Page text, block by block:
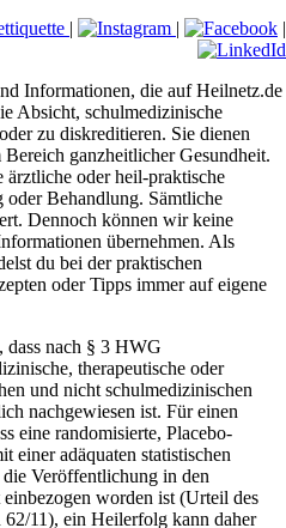
Informationen, die auf Heilnetz.de
Absicht, schulmedizinische
zu diskreditieren. Sie dienen
ganzheitlicher Gesundheit.
ärztliche oder heil-praktische
oder Behandlung. Sämtliche
Dennoch können wir keine
übernehmen. Als
du bei der praktischen
oder Tipps immer auf eigene
nach § 3 HWG
therapeutische oder
und nicht schulmedizinischen
nachgewiesen ist. Für einen
eine randomisierte, Placebo-
einer adäquaten statistischen
Veröffentlichung in den
worden ist (Urteil des
11), ein Heilerfolg kann daher